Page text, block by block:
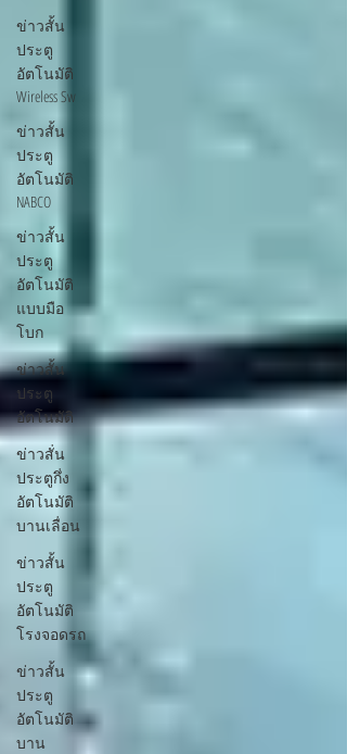
ข่าวสั้น
ประตู
อัตโนมัติ
Wireless Sw
ข่าวสั้น
ประตู
อัตโนมัติ
NABCO
ข่าวสั้น
ประตู
อัตโนมัติ
แบบมือ
โบก
ข่าวสั้น
ประตู
อัตโนมัติ
ข่าวสั่น
ประตูกึ่ง
อัตโนมัติ
บานเลื่อน
ข่าวสั้น
ประตู
อัตโนมัติ
โรงจอดรถ
ข่าวสั้น
ประตู
อัตโนมัติ
บาน